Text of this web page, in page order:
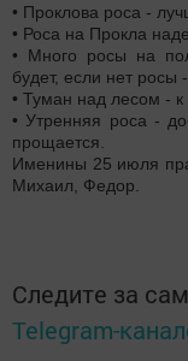
• Проклова роса -
• Роса на Прокла
• Много росы на
будет, если нет росы
• Туман над лесом - к
• Утренняя роса -
прощается.
Именины 25 июля
Михаил, Федор.
Следите за
Telegram-